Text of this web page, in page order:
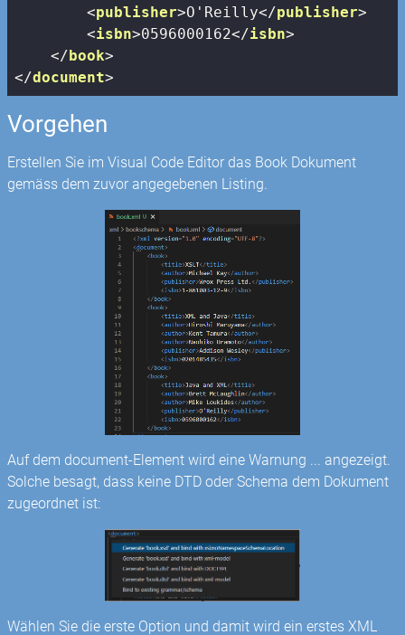
<publisher>O'Reilly</publisher>
<isbn>0596000162</isbn>
</book>
</document>
Vorgehen
Erstellen Sie im Visual Code Editor das Book Dokument
gemäss dem zuvor angegebenen Listing.
Auf dem document-Element wird eine Warnung ... angezeigt.
Solche besagt, dass keine DTD oder Schema dem Dokument
zugeordnet ist:
Wählen Sie die erste Option und damit wird ein erstes XML